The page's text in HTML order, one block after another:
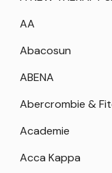
AA
Abacosun
ABENA
Abercrombie &
Academie
Acca Kappa